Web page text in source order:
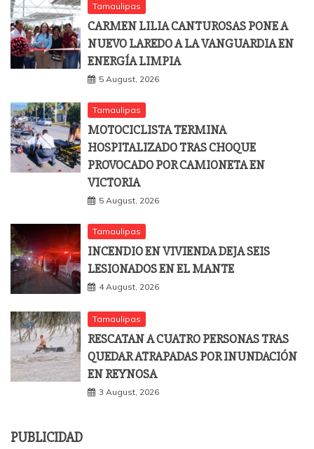
Tamaulipas
CARMEN LILIA CANTUROSAS PONE A
NUEVO LAREDO A LA VANGUARDIA EN
ENERGÍA LIMPIA
5 August, 2026
Tamaulipas
MOTOCICLISTA TERMINA
HOSPITALIZADO TRAS CHOQUE
PROVOCADO POR CAMIONETA EN
VICTORIA
5 August, 2026
Tamaulipas
INCENDIO EN VIVIENDA DEJA SEIS
LESIONADOS EN EL MANTE
4 August, 2026
Tamaulipas
RESCATAN A CUATRO PERSONAS TRAS
QUEDAR ATRAPADAS POR INUNDACIÓN
EN REYNOSA
3 August, 2026
PUBLICIDAD